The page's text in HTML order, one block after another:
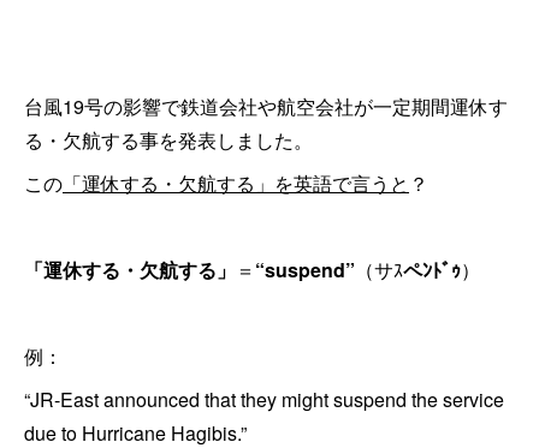
台風19号の影響で鉄道会社や航空会社が一定期間運休す
る・欠航する事を発表しました。
この 「運休する・欠航する」を英語で言うと ？
「運休する・欠航する」 ＝ “suspend” （サｽペﾝﾄﾞｩ）
例：
“JR-East announced that they might suspend the service
due to Hurricane Hagibis.”